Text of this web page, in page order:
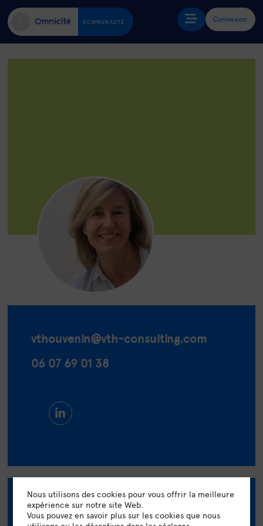
COMMUNAUTÉ Connexion
vthouvenin@vth-consulting.com
06 07 69 01 38
Compétences
Nous utilisons des cookies pour vous offrir la meilleure
expérience sur notre site Web.
Vous pouvez en savoir plus sur les cookies que nous